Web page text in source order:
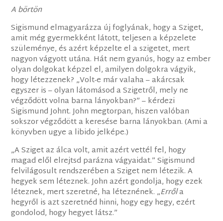
A börtön
Sigismund elmagyarázza új foglyának, hogy a Sziget,
amit még gyermekként látott, teljesen a képzelete
szüleménye, és azért képzelte el a szigetet, mert
nagyon vágyott utána. Hát nem gyanús, hogy az ember
olyan dolgokat képzel el, amilyen dolgokra vágyik,
hogy létezzenek? „Volt-e már valaha – akárcsak
egyszer is – olyan látomásod a Szigetről, mely ne
végződött volna barna lányokban?” – kérdezi
Sigismund Johnt. John megtorpan, hiszen valóban
sokszor végződött a keresése barna lányokban. (Ami a
könyvben ugye a libido jelképe.)
„A Sziget az álca volt, amit azért vettél fel, hogy
magad elől elrejtsd parázna vágyaidat.” Sigismund
felvilágosult rendszerében a Sziget nem létezik. A
hegyek sem léteznek. John azért gondolja, hogy ezek
léteznek, mert szeretné, ha léteznének. „Errőla
hegyről is azt szeretnéd hinni, hogy egy hegy, ezért
gondolod, hogy hegyet látsz.”